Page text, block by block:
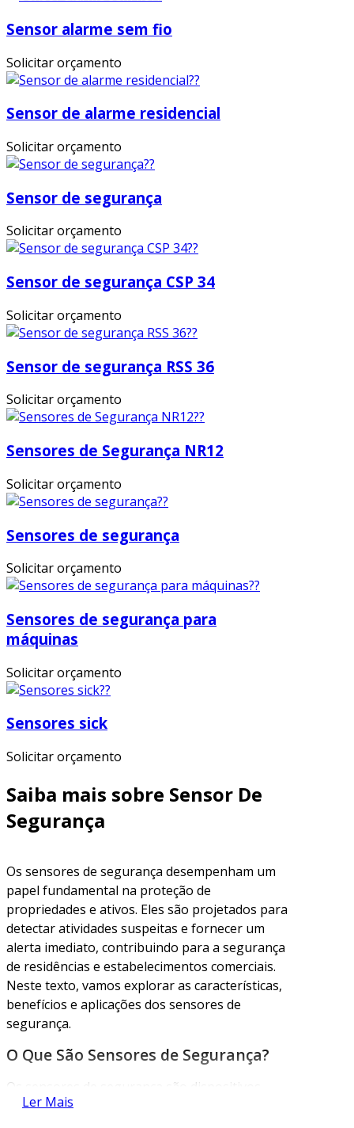
Sensor alarme sem fio
Solicitar orçamento
Sensor de alarme residencial
Solicitar orçamento
Sensor de segurança
Solicitar orçamento
Sensor de segurança CSP 34
Solicitar orçamento
Sensor de segurança RSS 36
Solicitar orçamento
Sensores de Segurança NR12
Solicitar orçamento
Sensores de segurança
Solicitar orçamento
Sensores de segurança para
máquinas
Solicitar orçamento
Sensores sick
Solicitar orçamento
Saiba mais sobre Sensor De
Segurança
Os sensores de segurança desempenham um
papel fundamental na proteção de
propriedades e ativos. Eles são projetados para
detectar atividades suspeitas e fornecer um
alerta imediato, contribuindo para a segurança
de residências e estabelecimentos comerciais.
Neste texto, vamos explorar as características,
benefícios e aplicações dos sensores de
segurança.
O Que São Sensores de Segurança?
Os sensores de segurança são dispositivos
eletrônicos que monitorem diversos ambientes
Ler Mais